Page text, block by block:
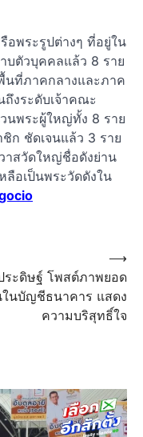
อพระรูปต่างๆ ที่อยู่ใน
บตัวบุคคลแล้ว 8 ราย
นที่ภาคกลางและภาค
งระดับเจ้าคณะ
นพระผู้ใหญ่ทั้ง 8 ราย
ก ชัดเจนแล้ว 3 ราย
าสวัดใหญ่ชื่อดังย่าน
ลือเป็นพระวัดดังใน
ระดิษฐ์ โพสต์ภาพยอด
ในบัญชีธนาคาร แสดง
ความบริสุทธิ์ใจ
⟶